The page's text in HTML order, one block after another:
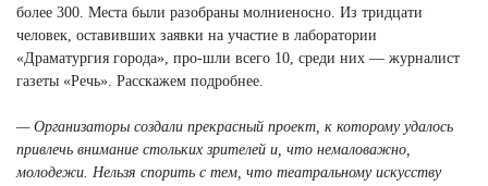
более 300. Места были разобраны молниеносно. Из тридцати
человек, оставивших заявки на участие в лаборатории
«Драматургия города», про-шли всего 10, среди них — журналист
газеты «Речь». Расскажем подробнее.
— Организаторы создали прекрасный проект, к которому удалось
привлечь внимание стольких зрителей и, что немаловажно,
молодежи. Нельзя спорить с тем, что театральному искусству